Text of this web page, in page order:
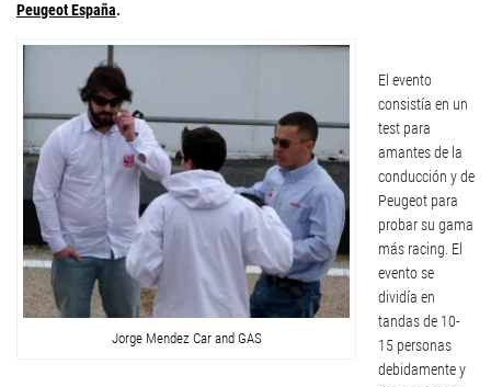
Peugeot España.
Jorge Mendez Car and GAS
El evento
consistía en un
test para
amantes de la
conducción y de
Peugeot para
probar su gama
más racing. El
evento se
dividía en
tandas de 10-
15 personas
debidamente y